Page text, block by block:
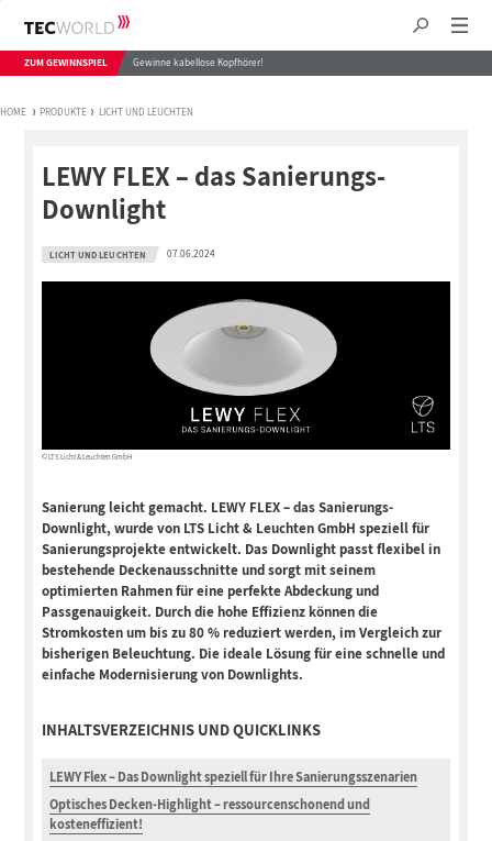
ZUM GEWINNSPIEL Gewinne kabellose Kopfhörer!
HOME PRODUKTE LICHT UND LEUCHTEN
LEWY FLEX – das Sanierungs-
Downlight
LICHT UND LEUCHTEN 07.06.2024
© LTS Licht & Leuchten GmbH
Sanierung leicht gemacht. LEWY FLEX – das Sanierungs-
Downlight, wurde von LTS Licht & Leuchten GmbH speziell für
Sanierungsprojekte entwickelt. Das Downlight passt flexibel in
bestehende Deckenausschnitte und sorgt mit seinem
optimierten Rahmen für eine perfekte Abdeckung und
Passgenauigkeit. Durch die hohe Effizienz können die
Stromkosten um bis zu 80 % reduziert werden, im Vergleich zur
bisherigen Beleuchtung. Die ideale Lösung für eine schnelle und
einfache Modernisierung von Downlights.
INHALTSVERZEICHNIS UND QUICKLINKS
LEWY Flex – Das Downlight speziell für Ihre Sanierungsszenarien
Optisches Decken-Highlight – ressourcenschonend und
kosteneffizient!